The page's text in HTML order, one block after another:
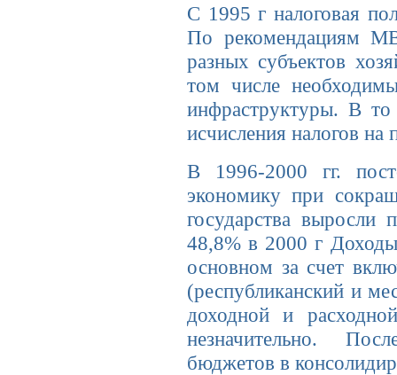
С 1995 г налоговая
По рекомендациям
разных субъектов
том числе
инфраструктуры. В
исчисления налогов
В 1996-2000 гг.
экономику при
государства
48,8% в 2000 г
основном за счет
(республиканский и
доходной и
незначительно.
бюджетов в